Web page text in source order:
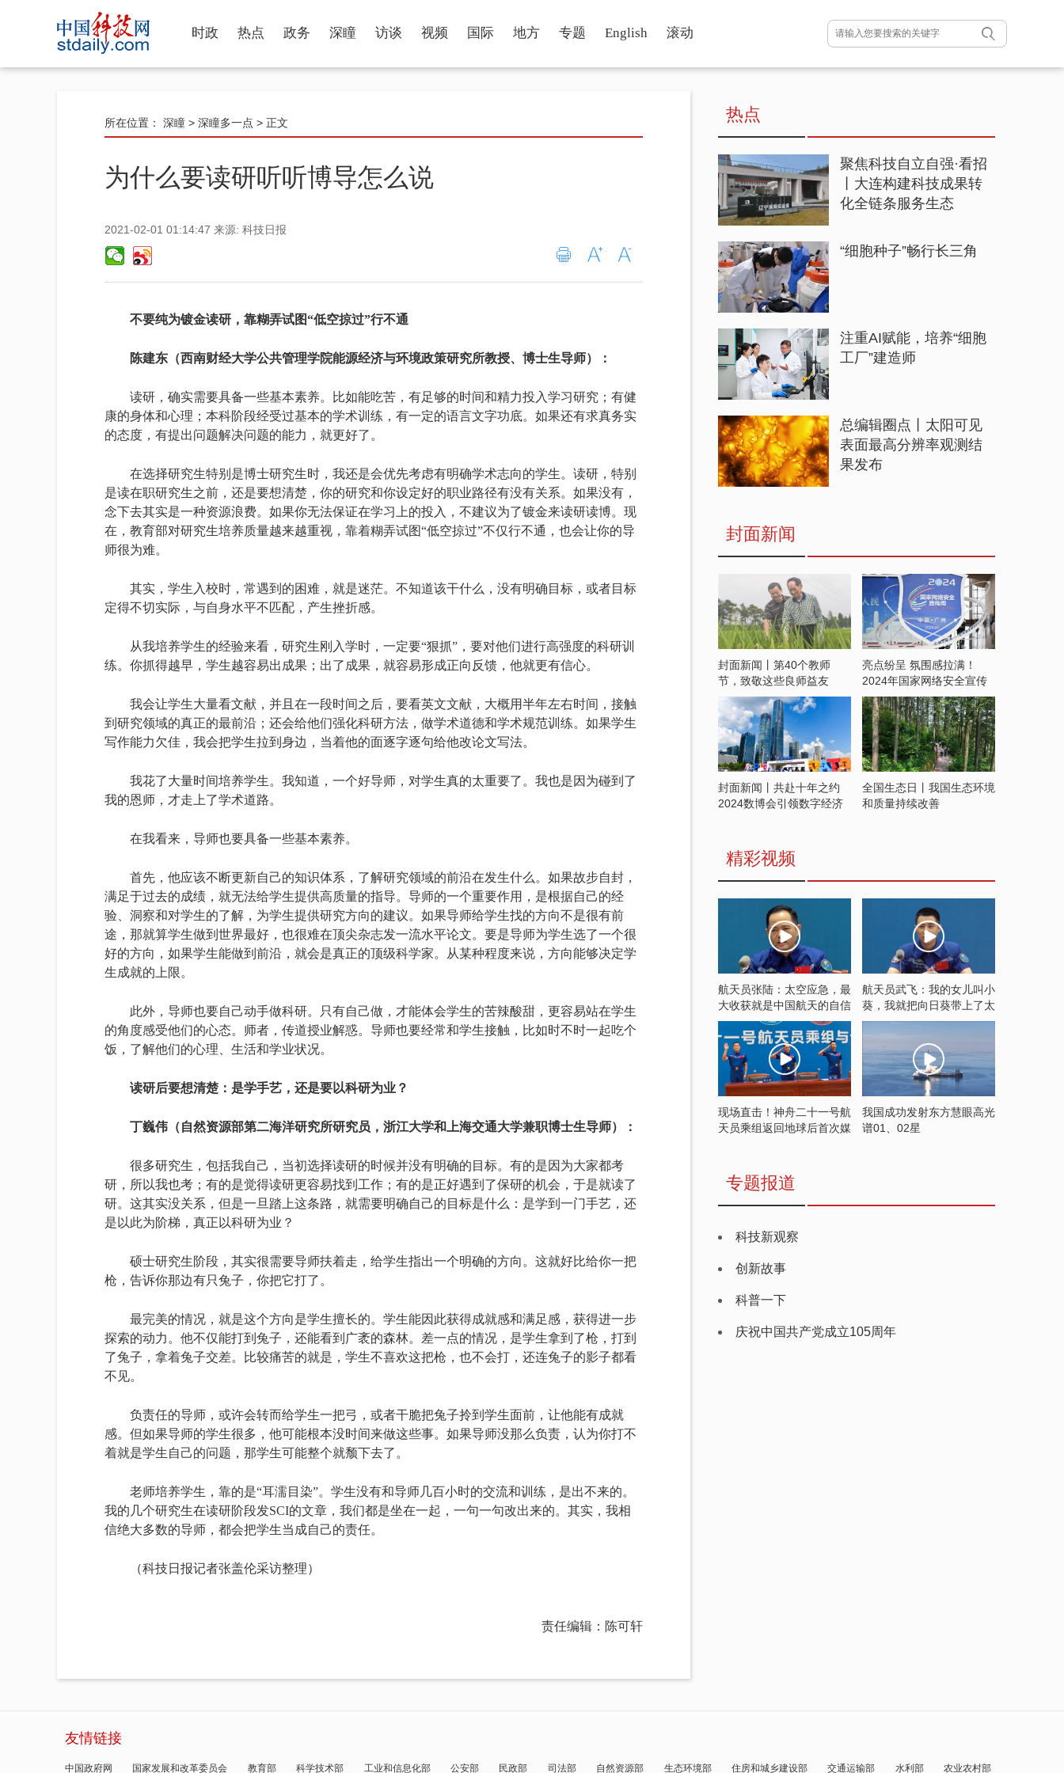
时政 热点 政务 深瞳 访谈 视频 国际 地方 专题 English 滚动
所在位置： 深瞳 > 深瞳多一点 > 正文
为什么要读研听听博导怎么说
2021-02-01 01:14:47 来源: 科技日报
不要纯为镀金读研，靠糊弄试图“低空掠过”行不通
陈建东（西南财经大学公共管理学院能源经济与环境政策研究所教授、博士生导师）：
读研，确实需要具备一些基本素养。比如能吃苦，有足够的时间和精力投入学习研究；有健
康的身体和心理；本科阶段经受过基本的学术训练，有一定的语言文字功底。如果还有求真务实
的态度，有提出问题解决问题的能力，就更好了。
在选择研究生特别是博士研究生时，我还是会优先考虑有明确学术志向的学生。读研，特别
是读在职研究生之前，还是要想清楚，你的研究和你设定好的职业路径有没有关系。如果没有，
念下去其实是一种资源浪费。如果你无法保证在学习上的投入，不建议为了镀金来读研读博。现
在，教育部对研究生培养质量越来越重视，靠着糊弄试图“低空掠过”不仅行不通，也会让你的导
师很为难。
其实，学生入校时，常遇到的困难，就是迷茫。不知道该干什么，没有明确目标，或者目标
定得不切实际，与自身水平不匹配，产生挫折感。
从我培养学生的经验来看，研究生刚入学时，一定要“狠抓”，要对他们进行高强度的科研训
练。你抓得越早，学生越容易出成果；出了成果，就容易形成正向反馈，他就更有信心。
我会让学生大量看文献，并且在一段时间之后，要看英文文献，大概用半年左右时间，接触
到研究领域的真正的最前沿；还会给他们强化科研方法，做学术道德和学术规范训练。如果学生
写作能力欠佳，我会把学生拉到身边，当着他的面逐字逐句给他改论文写法。
我花了大量时间培养学生。我知道，一个好导师，对学生真的太重要了。我也是因为碰到了
我的恩师，才走上了学术道路。
在我看来，导师也要具备一些基本素养。
首先，他应该不断更新自己的知识体系，了解研究领域的前沿在发生什么。如果故步自封，
满足于过去的成绩，就无法给学生提供高质量的指导。导师的一个重要作用，是根据自己的经
验、洞察和对学生的了解，为学生提供研究方向的建议。如果导师给学生找的方向不是很有前
途，那就算学生做到世界最好，也很难在顶尖杂志发一流水平论文。要是导师为学生选了一个很
好的方向，如果学生能做到前沿，就会是真正的顶级科学家。从某种程度来说，方向能够决定学
生成就的上限。
此外，导师也要自己动手做科研。只有自己做，才能体会学生的苦辣酸甜，更容易站在学生
的角度感受他们的心态。师者，传道授业解惑。导师也要经常和学生接触，比如时不时一起吃个
饭，了解他们的心理、生活和学业状况。
读研后要想清楚：是学手艺，还是要以科研为业？
丁巍伟（自然资源部第二海洋研究所研究员，浙江大学和上海交通大学兼职博士生导师）：
很多研究生，包括我自己，当初选择读研的时候并没有明确的目标。有的是因为大家都考
研，所以我也考；有的是觉得读研更容易找到工作；有的是正好遇到了保研的机会，于是就读了
研。这其实没关系，但是一旦踏上这条路，就需要明确自己的目标是什么：是学到一门手艺，还
是以此为阶梯，真正以科研为业？
硕士研究生阶段，其实很需要导师扶着走，给学生指出一个明确的方向。这就好比给你一把
枪，告诉你那边有只兔子，你把它打了。
最完美的情况，就是这个方向是学生擅长的。学生能因此获得成就感和满足感，获得进一步
探索的动力。他不仅能打到兔子，还能看到广袤的森林。差一点的情况，是学生拿到了枪，打到
了兔子，拿着兔子交差。比较痛苦的就是，学生不喜欢这把枪，也不会打，还连兔子的影子都看
不见。
负责任的导师，或许会转而给学生一把弓，或者干脆把兔子拎到学生面前，让他能有成就
感。但如果导师的学生很多，他可能根本没时间来做这些事。如果导师没那么负责，认为你打不
着就是学生自己的问题，那学生可能整个就颓下去了。
老师培养学生，靠的是“耳濡目染”。学生没有和导师几百小时的交流和训练，是出不来的。
我的几个研究生在读研阶段发SCI的文章，我们都是坐在一起，一句一句改出来的。其实，我相
信绝大多数的导师，都会把学生当成自己的责任。
（科技日报记者张盖伦采访整理）
责任编辑：陈可轩
热点
聚焦科技自立自强·看招
丨大连构建科技成果转
化全链条服务生态
“细胞种子”畅行长三角
注重AI赋能，培养“细胞
工厂”建造师
总编辑圈点丨太阳可见
表面最高分辨率观测结
果发布
封面新闻
封面新闻丨第40个教师
节，致敬这些良师益友
亮点纷呈 氛围感拉满！
2024年国家网络安全宣传
周开启
封面新闻丨共赴十年之约
2024数博会引领数字经济
全国生态日丨我国生态环境
和质量持续改善
精彩视频
航天员张陆：太空应急，最
大收获就是中国航天的自信
航天员武飞：我的女儿叫小
葵，我就把向日葵带上了太
空
现场直击！神舟二十一号航
天员乘组返回地球后首次媒
我国成功发射东方慧眼高光
谱01、02星
专题报道
科技新观察
创新故事
科普一下
庆祝中国共产党成立105周年
友情链接
中国政府网 国家发展和改革委员会 教育部 科学技术部 工业和信息化部 公安部 民政部 司法部 自然资源部 生态环境部 住房和城乡建设部 交通运输部 水利部 农业农村部